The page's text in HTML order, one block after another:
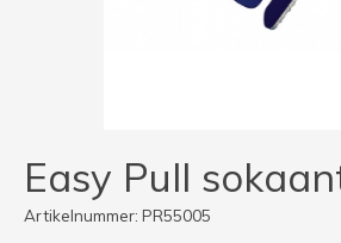
Easy Pull
Artikelnummer: PR55005